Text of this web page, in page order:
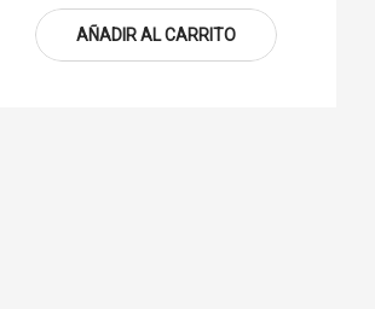
AÑADIR AL CARRITO